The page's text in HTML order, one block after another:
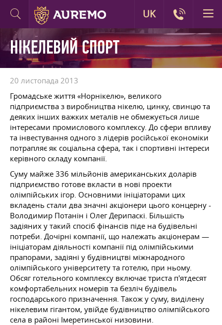
НІКЕЛЕВИЙ СПОРТ
20 листопада 2013
Громадське життя «Норнікелю», великого
підприємства з виробництва нікелю, цинку, свинцю та
деяких інших важких металів не обмежується лише
інтересами промислового комплексу. До сфери впливу
та інвестування одного з лідерів російської економіки
потрапляє як соціальна сфера, так і спортивні інтереси
керівного складу компанії.
Суму майже 336 мільйонів американських доларів
підприємство готове вкласти в нові проекти
олімпійських ігор. Основними ініціаторами цих
вкладень стали два значні акціонери цього концерну -
Володимир Потанін і Олег Дерипаскі. Більшість
задіяних у такий спосіб фінансів піде на будівельні
потреби. Дочірні компанії, що належать акціонерам —
ініціаторам діяльності компанії під олімпійськими
прапорами, задіяні у будівництві міжнародного
олімпійського університету та готелю, при ньому.
Обсяг готельного комплексу включає триста п'ятдесят
комфортабельних номерів та безліч будівель
господарського призначення. Також у суму, виділену
нікелевим гігантом, увійде будівництво олімпійського
села в районі Імеретинської низовини.
UK